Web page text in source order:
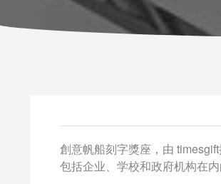
創意帆船刻字獎座，由 timesgift
包括企业、学校和政府机构在